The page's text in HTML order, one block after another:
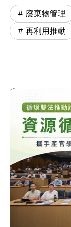
廢棄物管理
再利用推動